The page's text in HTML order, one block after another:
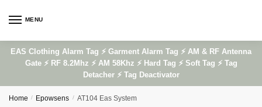
MENU
EAS Clothing Alarm Tag ⚡ Garment Alarm Tag ⚡ AM & RF Antenna
Gate ⚡ RF 8.2Mhz ⚡ AM 58Khz ⚡ Hard Tag ⚡ Soft Tag ⚡ Tag
Detacher ⚡ Tag Deactivator
Home / Epowsens / AT104 Eas System